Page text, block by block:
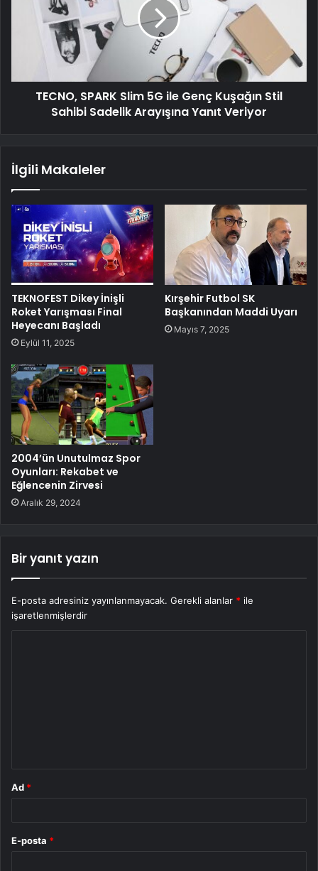
TECNO, SPARK Slim 5G ile Genç Kuşağın Stil
Sahibi Sadelik Arayışına Yanıt Veriyor
İlgili Makaleler
TEKNOFEST Dikey İnişli
Roket Yarışması Final
Heyecanı Başladı
Eylül 11, 2025
Kırşehir Futbol SK
Başkanından Maddi Uyarı
Mayıs 7, 2025
2004’ün Unutulmaz Spor
Oyunları: Rekabet ve
Eğlencenin Zirvesi
Aralık 29, 2024
Bir yanıt yazın
E-posta adresiniz yayınlanmayacak. Gerekli alanlar * ile
işaretlenmişlerdir
Ad *
E-posta *